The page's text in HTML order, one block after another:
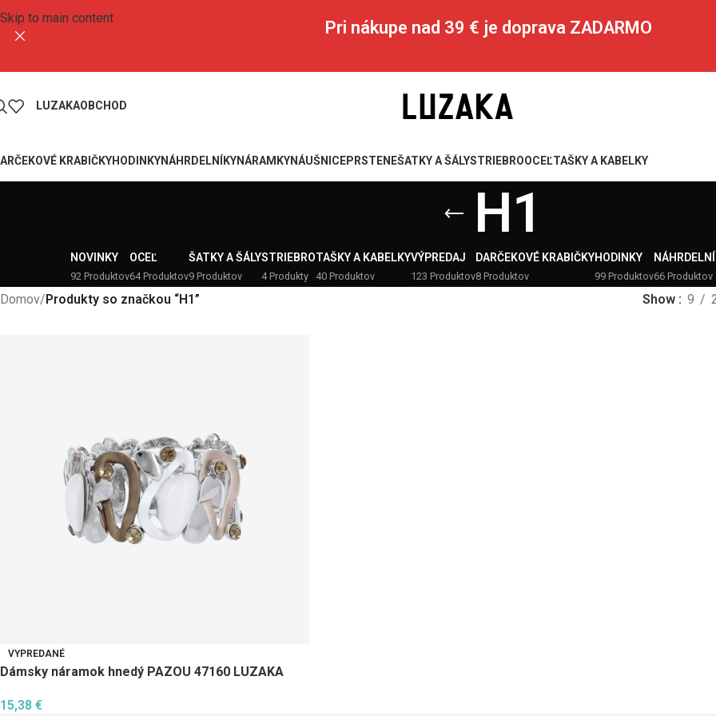
Skip to main content Pri nákupe nad 39 € je doprava ZADARMO
LUZAKAOBCHOD
KRABIČKYHODINKYNÁHRDELNÍKYNÁRAMKYNÁUŠNICEPRSTENEŠATKY A ŠÁLYSTRIEBROOCEĽTAŠKY A KABELKY
H1
NOVINKY
92 Produktov
OCEĽ
64 Produktov
ŠATKY A ŠÁLY
9 Produktov
STRIEBRO
4 Produkty
TAŠKY A KABELKY
40 Produktov
VÝPREDAJ
123 Produktov
DARČEKOVÉ KRABIČKY
8 Produktov
HODINKY
99 Produktov66 Produktov
Domov/Produkty so značkou “H1” Show 9
VYPREDANÉ
Dámsky náramok hnedý PAZOU 47160 LUZAKA
15,38 €